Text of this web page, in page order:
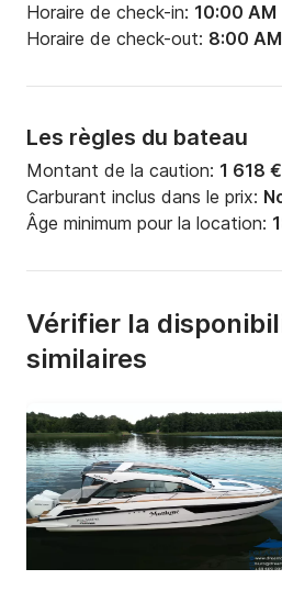
Horaire de check-in: 10:00 AM
Horaire de check-out: 8:00 AM
Les règles du bateau
Montant de la caution: 1 618 €
Carburant inclus dans le prix:
Âge minimum pour la location:
Vérifier la
similaires